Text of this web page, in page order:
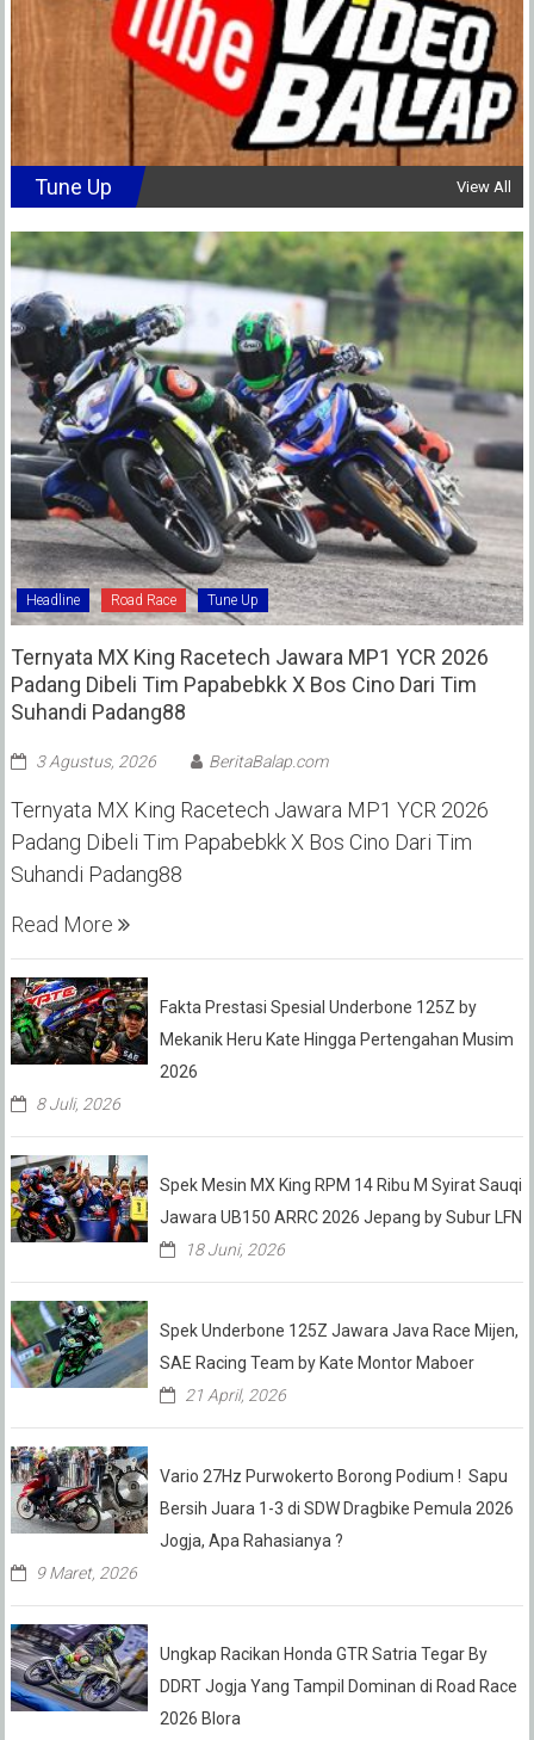
Tune Up View All
Headline Road Race Tune Up
Ternyata MX King Racetech Jawara MP1 YCR 2026
Padang Dibeli Tim Papabebkk X Bos Cino Dari Tim
Suhandi Padang88
3 Agustus, 2026 BeritaBalap.com
Ternyata MX King Racetech Jawara MP1 YCR 2026
Padang Dibeli Tim Papabebkk X Bos Cino Dari Tim
Suhandi Padang88
Read More
Fakta Prestasi Spesial Underbone 125Z by
Mekanik Heru Kate Hingga Pertengahan Musim
2026
8 Juli, 2026
Spek Mesin MX King RPM 14 Ribu M Syirat Sauqi
Jawara UB150 ARRC 2026 Jepang by Subur LFN
18 Juni, 2026
Spek Underbone 125Z Jawara Java Race Mijen,
SAE Racing Team by Kate Montor Maboer
21 April, 2026
Vario 27Hz Purwokerto Borong Podium ! Sapu
Bersih Juara 1-3 di SDW Dragbike Pemula 2026
Jogja, Apa Rahasianya ?
9 Maret, 2026
Ungkap Racikan Honda GTR Satria Tegar By
DDRT Jogja Yang Tampil Dominan di Road Race
2026 Blora